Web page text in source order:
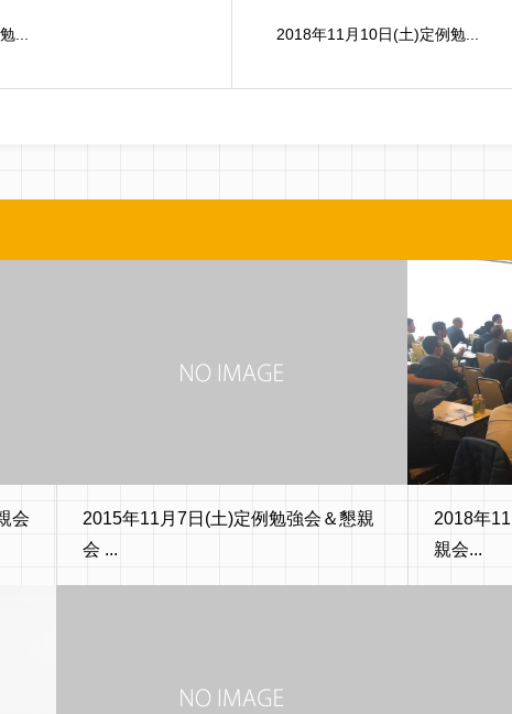
... 2018年11月10日(土)定例勉...
会
2015年11月7日(土)定例勉強会＆懇親
会 ...
2018年
親会...